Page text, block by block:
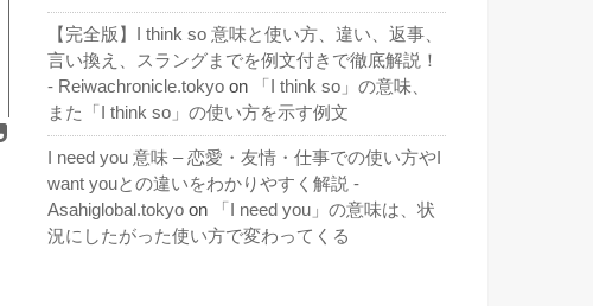
【完全版】I think so 意味と使い方、違い、返事、
言い換え、スラングまでを例文付きで徹底解説！
- Reiwachronicle.tokyo on
「I think so」の意味、
また「I think so」の使い方を示す例文
I need you 意味 – 恋愛・友情・仕事での使い方やI
want youとの違いをわかりやすく解説 -
Asahiglobal.tokyo on
「I need you」の意味は、状
況にしたがった使い方で変わってくる